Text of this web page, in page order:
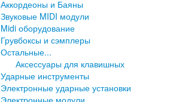
Аккордеоны и Баяны
Звуковые MIDI модули
Midi оборудование
Грувбоксы и сэмплеры
Остальные...
Аксессуары для клавишных
Ударные инструменты
Электронные ударные установки
Электронные модули